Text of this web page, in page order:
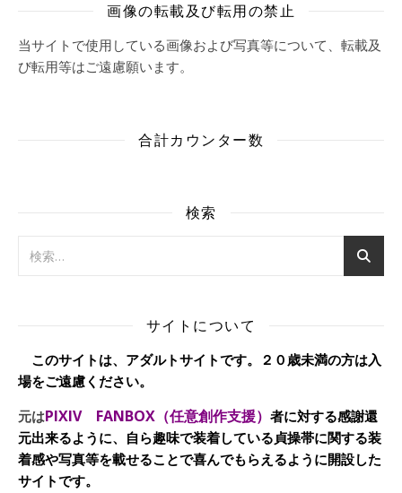
画像の転載及び転用の禁止
当サイトで使用している画像および写真等について、転載及
び転用等はご遠慮願います。
合計カウンター数
検索
サイトについて
このサイトは、アダルトサイトです。２０歳未満の方は入
場をご遠慮ください。
元はPIXIV FANBOX（任意創作支援） 者に対する感謝還
元出来るように、自ら趣味で装着している貞操帯に関する装
着感や写真等を載せることで喜んでもらえるように開設した
サイトです。